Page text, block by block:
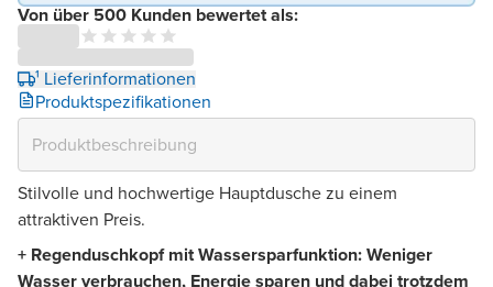
Von über 500 Kunden bewertet als:
¹ Lieferinformationen
Produktspezifikationen
Stilvolle und hochwertige Hauptdusche zu einem
attraktiven Preis.
+ Regenduschkopf mit Wassersparfunktion: Weniger
Wasser verbrauchen, Energie sparen und dabei trotzdem